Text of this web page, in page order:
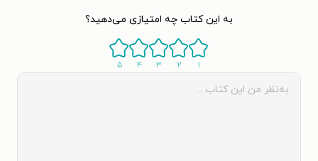
به این کتاب چه امتیازی می‌دهید؟
۱ ۲ ۳ ۴ ۵